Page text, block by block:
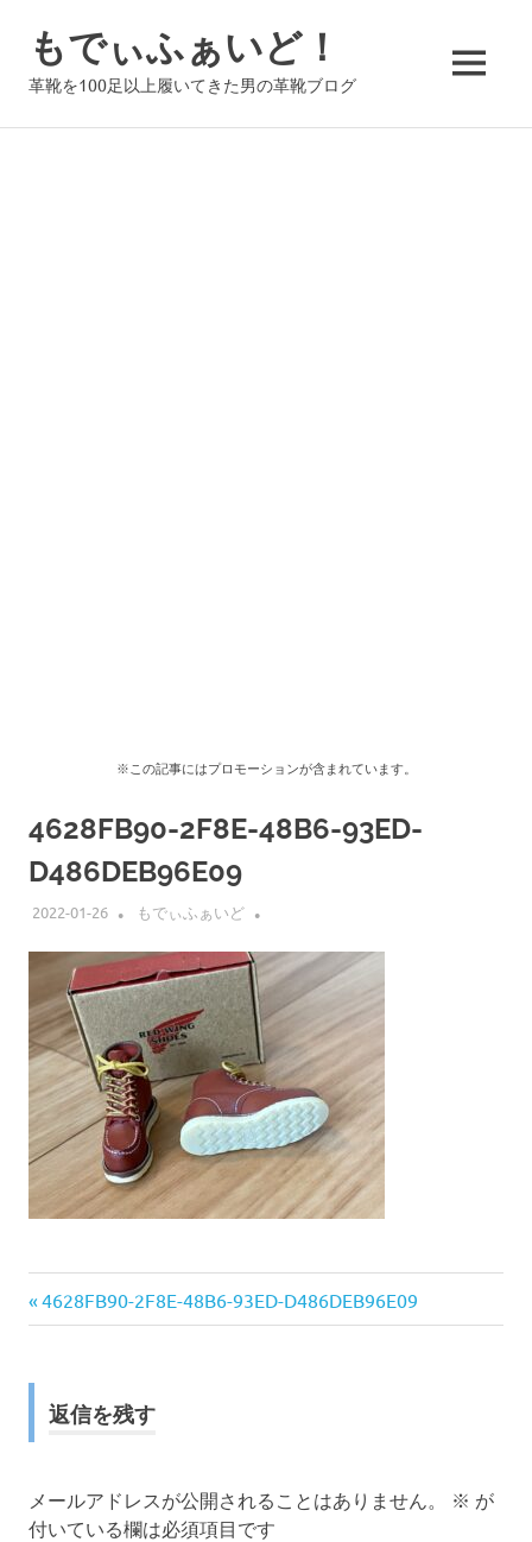
ツ
もでぃふぁいど！
革靴を100足以上履いてきた男の革靴ブログ MENU
※この記事にはプロモーションが含まれています。
4628FB90-2F8E-48B6-93ED-
D486DEB96E09
2022-01-26 もでぃふぁいど
投
ナ
ゲ
前
の
4628FB90-2F8E-48B6-93ED-D486DEB96E09
返信を残す
メールアドレスが公開されることはありません。 ※ が
付いている欄は必須項目です